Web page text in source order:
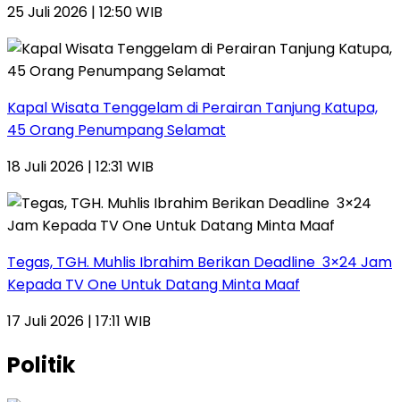
25 Juli 2026 | 12:50 WIB
Kapal Wisata Tenggelam di Perairan Tanjung Katupa,
45 Orang Penumpang Selamat
18 Juli 2026 | 12:31 WIB
Tegas, TGH. Muhlis Ibrahim Berikan Deadline 3×24 Jam
Kepada TV One Untuk Datang Minta Maaf
17 Juli 2026 | 17:11 WIB
Politik